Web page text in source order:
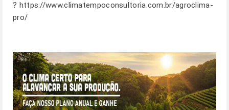
? https://www.climatempoconsultoria.com.br/agroclima-
pro/